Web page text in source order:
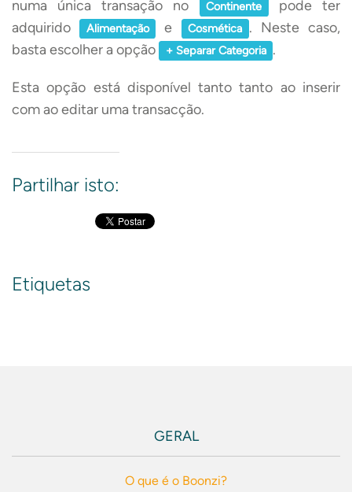
numa única transação no
Continente
pode ter
adquirido
Alimentação e Cosmética . Neste caso,
basta escolher a opção
+ Separar Categoria .
Esta opção está disponível tanto tanto ao inserir
com ao editar uma transacção.
Partilhar isto:
Etiquetas
GERAL
O que é o Boonzi?